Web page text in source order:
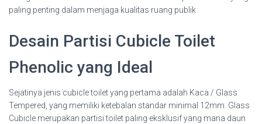
paling penting dalam menjaga kualitas ruang publik
Desain Partisi Cubicle Toilet
Phenolic yang Ideal
Sejatinya jenis cubicle toilet yang pertama adalah Kaca / Glass
Tempered, yang memiliki ketebalan standar minimal 12mm. Glass
Cubicle merupakan partisi toilet paling eksklusif yang mana daun